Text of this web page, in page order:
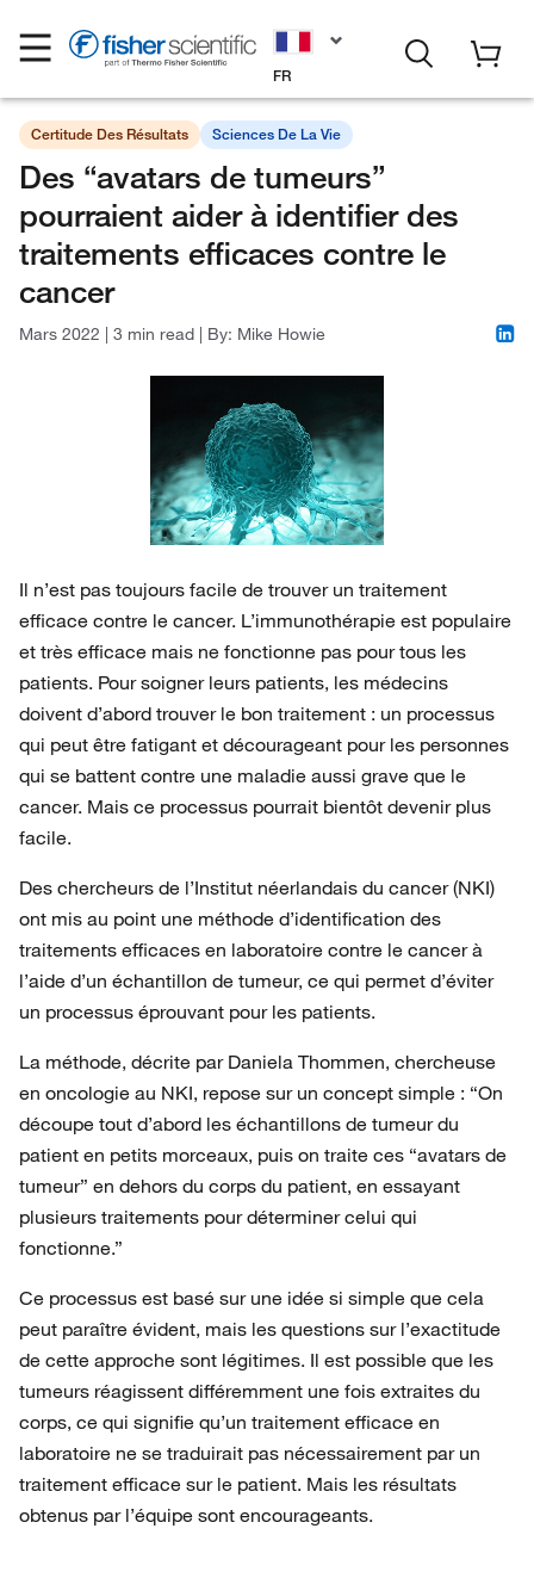
FR
Certitude Des Résultats Sciences De La Vie
Des “avatars de tumeurs”
pourraient aider à identifier des
traitements efficaces contre le
cancer
Mars 2022 | 3 min read | By: Mike Howie
Il n’est pas toujours facile de trouver un traitement
efficace contre le cancer. L’immunothérapie est populaire
et très efficace mais ne fonctionne pas pour tous les
patients. Pour soigner leurs patients, les médecins
doivent d’abord trouver le bon traitement : un processus
qui peut être fatigant et décourageant pour les personnes
qui se battent contre une maladie aussi grave que le
cancer. Mais ce processus pourrait bientôt devenir plus
facile.
Des chercheurs de l’Institut néerlandais du cancer (NKI)
ont mis au point une méthode d’identification des
traitements efficaces en laboratoire contre le cancer à
l’aide d’un échantillon de tumeur, ce qui permet d’éviter
un processus éprouvant pour les patients.
La méthode, décrite par Daniela Thommen, chercheuse
en oncologie au NKI, repose sur un concept simple : “On
découpe tout d’abord les échantillons de tumeur du
patient en petits morceaux, puis on traite ces “avatars de
tumeur” en dehors du corps du patient, en essayant
plusieurs traitements pour déterminer celui qui
fonctionne.”
Ce processus est basé sur une idée si simple que cela
peut paraître évident, mais les questions sur l’exactitude
de cette approche sont légitimes. Il est possible que les
tumeurs réagissent différemment une fois extraites du
corps, ce qui signifie qu’un traitement efficace en
laboratoire ne se traduirait pas nécessairement par un
traitement efficace sur le patient. Mais les résultats
obtenus par l’équipe sont encourageants.